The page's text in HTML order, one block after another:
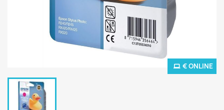
€ ONLINE